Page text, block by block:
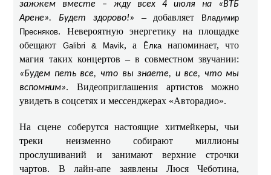
зажжем вместе – жду всех 4 июля на «ВТБ
Арене». Будет здорово!» – добавляет
Владимир
Пресняков. Невероятную энергетику на площадке
обещают Galibri & Mavik, а Ёлканапоминает, что
магия таких концертов – в совместном звучании:
«Будем петь все, что вы знаете, и все, что мы
вспомним». Видеоприглашения артистов можно
увидеть в соцсетях и мессенджерах «Авторадио».
На сцене соберутся настоящие хитмейкеры, чьи
треки неизменно собирают миллионы
прослушиваний и занимают верхние строчки
чартов. В лайн-апе заявлены Люся Чеботина,